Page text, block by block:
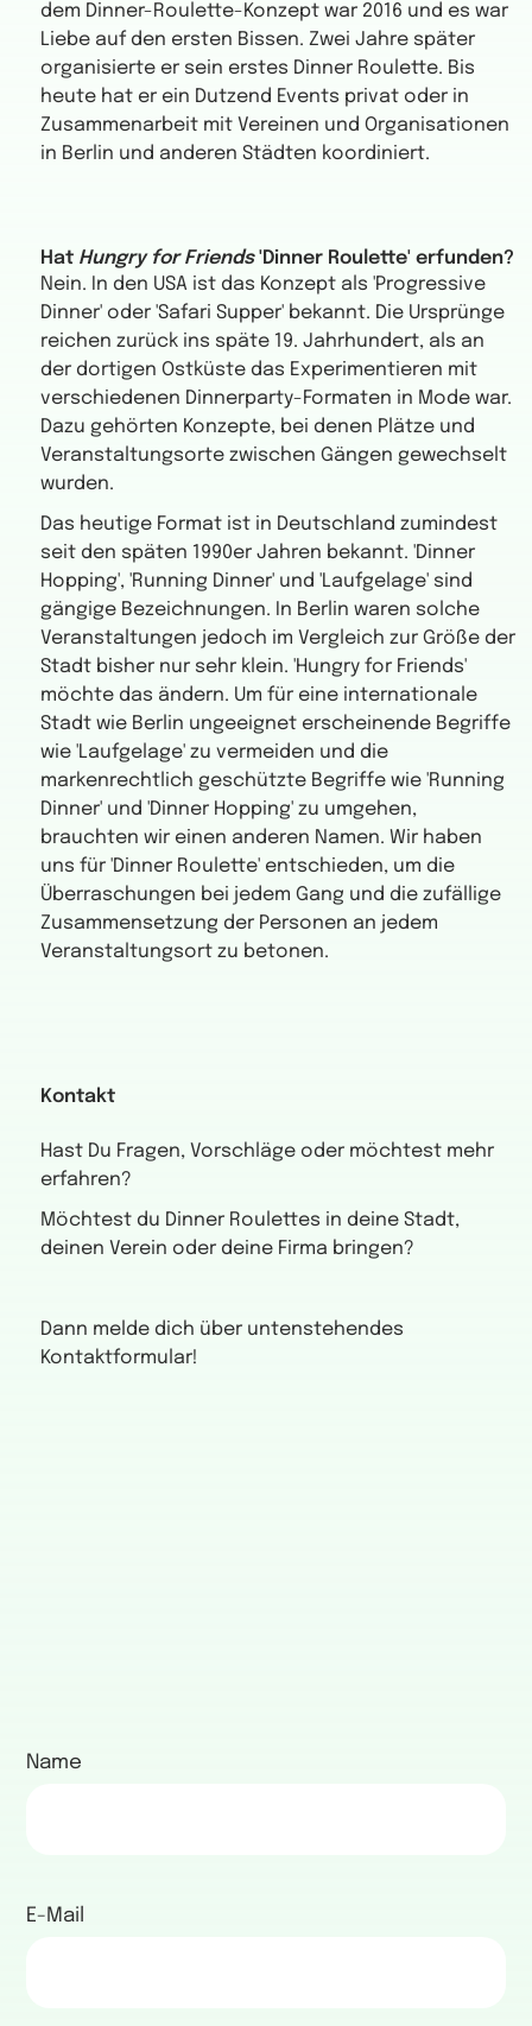
Name
E-Mail
dem Dinner-Roulette-Konzept war 2016 und es war
Liebe auf den ersten Bissen. Zwei Jahre später
organisierte er sein erstes Dinner Roulette. Bis
heute hat er ein Dutzend Events privat oder in
Zusammenarbeit mit Vereinen und Organisationen
in Berlin und anderen Städten koordiniert.
Hat Hungry for Friends'Dinner Roulette' erfunden?
Nein. In den USA ist das Konzept als 'Progressive
Dinner' oder 'Safari Supper' bekannt. Die Ursprünge
reichen zurück ins späte 19. Jahrhundert, als an
der dortigen Ostküste das Experimentieren mit
verschiedenen Dinnerparty-Formaten in Mode war.
Dazu gehörten Konzepte, bei denen Plätze und
Veranstaltungsorte zwischen Gängen gewechselt
wurden.
Das heutige Format ist in Deutschland zumindest
seit den späten 1990er Jahren bekannt. 'Dinner
Hopping', 'Running Dinner' und 'Laufgelage' sind
gängige Bezeichnungen. In Berlin waren solche
Veranstaltungen jedoch im Vergleich zur Größe der
Stadt bisher nur sehr klein. 'Hungry for Friends'
möchte das ändern. Um für eine internationale
Stadt wie Berlin ungeeignet erscheinende Begriffe
wie 'Laufgelage' zu vermeiden und die
markenrechtlich geschützte Begriffe wie 'Running
Dinner' und 'Dinner Hopping' zu umgehen,
brauchten wir einen anderen Namen. Wir haben
uns für 'Dinner Roulette' entschieden, um die
Überraschungen bei jedem Gang und die zufällige
Zusammensetzung der Personen an jedem
Veranstaltungsort zu betonen.
Kontakt
Hast Du Fragen, Vorschläge oder möchtest mehr
erfahren?
Möchtest du Dinner Roulettes in deine Stadt,
deinen Verein oder deine Firma bringen?
Dann melde dich über untenstehendes
Kontaktformular!